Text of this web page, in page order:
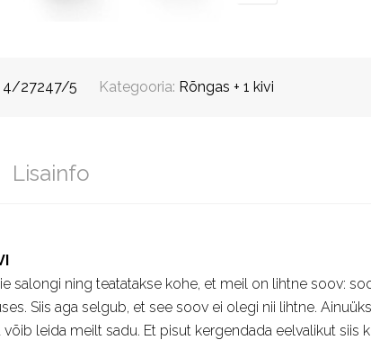
4/27247/5 Kategooria: Rõngas + 1 kivi
Lisainfo
salongi ning teatatakse kohe, et meil on lihtne soov:
Siis aga selgub, et see soov ei olegi nii lihtne.
leida meilt sadu. Et pisut kergendada eelvalikut siis